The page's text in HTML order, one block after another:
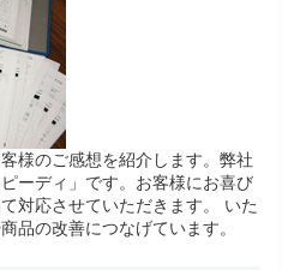
様のご感想を紹介します。弊社
ーディ」です。お客様にお喜び
対応させていただきます。 いた
品の改善につなげています。